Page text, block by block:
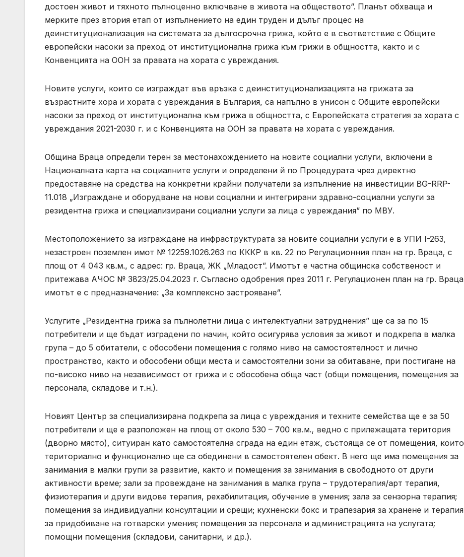
достоен живот и тяхното пълноценно включване в живота на обществото”. Планът обхваща и
мерките през втория етап от изпълнението на един труден и дълъг процес на
деинституционализация на системата за дългосрочна грижа, който е в съответствие с Общите
европейски насоки за преход от институционална грижа към грижи в общността, както и с
Конвенцията на ООН за правата на хората с увреждания.
Новите услуги, които се изграждат във връзка с деинституционализацията на грижата за
възрастните хора и хората с увреждания в България, са напълно в унисон с Общите европейски
насоки за преход от институционална към грижа в общността, с Европейската стратегия за хората с
увреждания 2021-2030 г. и с Конвенцията на ООН за правата на хората с увреждания.
Община Враца определи терен за местонахождението на новите социални услуги, включени в
Националната карта на социалните услуги и определени й по Процедурата чрез директно
предоставяне на средства на конкретни крайни получатели за изпълнение на инвестиции BG-RRP-
11.018 „Изграждане и оборудване на нови социални и интегрирани здравно-социални услуги за
резидентна грижа и специализирани социални услуги за лица с увреждания” по МВУ.
Местоположението за изграждане на инфраструктурата за новите социални услуги е в УПИ І-263,
незастроен поземлен имот № 12259.1026.263 по КККР в кв. 22 по Регулационния план на гр. Враца, с
площ от 4 043 кв.м., с адрес: гр. Враца, ЖК „Младост”. Имотът е частна общинска собственост и
притежава АЧОС № 3823/25.04.2023 г. Съгласно одобрения през 2011 г. Регулационен план на гр. Враца
имотът е с предназначение: „За комплексно застрояване”.
Услугите „Резидентна грижа за пълнолетни лица с интелектуални затруднения” ще са за по 15
потребители и ще бъдат изградени по начин, който осигурява условия за живот и подкрепа в малка
група – до 5 обитатели, с обособени помещения с голямо ниво на самостоятелност и лично
пространство, както и обособени общи места и самостоятелни зони за обитаване, при постигане на
по-високо ниво на независимост от грижа и с обособена обща част (общи помещения, помещения за
персонала, складове и т.н.).
Новият Център за специализирана подкрепа за лица с увреждания и техните семейства ще е за 50
потребители и ще е разположен на площ от около 530 – 700 кв.м., ведно с прилежащата територия
(дворно място), ситуиран като самостоятелна сграда на един етаж, състояща се от помещения, които
териториално и функционално ще са обединени в самостоятелен обект. В него ще има помещения за
занимания в малки групи за развитие, както и помещения за занимания в свободното от други
активности време; зали за провеждане на занимания в малка група – трудотерапия/арт терапия,
физиотерапия и други видове терапия, рехабилитация, обучение в умения; зала за сензорна терапия;
помещения за индивидуални консултации и срещи; кухненски бокс и трапезария за хранене и терапия
за придобиване на готварски умения; помещения за персонала и администрацията на услугата;
помощни помещения (складови, санитарни, и др.).